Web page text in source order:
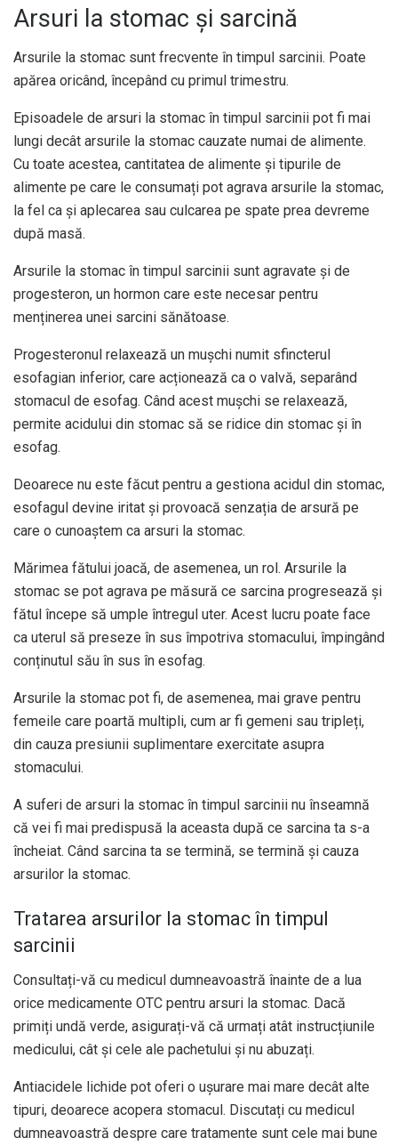
Arsuri la stomac și sarcină
Arsurile la stomac sunt frecvente în timpul sarcinii. Poate
apărea oricând, începând cu primul trimestru.
Episoadele de arsuri la stomac în timpul sarcinii pot fi mai
lungi decât arsurile la stomac cauzate numai de alimente.
Cu toate acestea, cantitatea de alimente și tipurile de
alimente pe care le consumați pot agrava arsurile la stomac,
la fel ca și aplecarea sau culcarea pe spate prea devreme
după masă.
Arsurile la stomac în timpul sarcinii sunt agravate și de
progesteron, un hormon care este necesar pentru
menținerea unei sarcini sănătoase.
Progesteronul relaxează un mușchi numit sfincterul
esofagian inferior, care acționează ca o valvă, separând
stomacul de esofag. Când acest mușchi se relaxează,
permite acidului din stomac să se ridice din stomac și în
esofag.
Deoarece nu este făcut pentru a gestiona acidul din stomac,
esofagul devine iritat și provoacă senzația de arsură pe
care o cunoaștem ca arsuri la stomac.
Mărimea fătului joacă, de asemenea, un rol. Arsurile la
stomac se pot agrava pe măsură ce sarcina progresează și
fătul începe să umple întregul uter. Acest lucru poate face
ca uterul să preseze în sus împotriva stomacului, împingând
conținutul său în sus în esofag.
Arsurile la stomac pot fi, de asemenea, mai grave pentru
femeile care poartă multipli, cum ar fi gemeni sau tripleți,
din cauza presiunii suplimentare exercitate asupra
stomacului.
A suferi de arsuri la stomac în timpul sarcinii nu înseamnă
că vei fi mai predispusă la aceasta după ce sarcina ta s-a
încheiat. Când sarcina ta se termină, se termină și cauza
arsurilor la stomac.
Tratarea arsurilor la stomac în timpul
sarcinii
Consultați-vă cu medicul dumneavoastră înainte de a lua
orice medicamente OTC pentru arsuri la stomac. Dacă
primiți undă verde, asigurați-vă că urmați atât instrucțiunile
medicului, cât și cele ale pachetului și nu abuzați.
Antiacidele lichide pot oferi o ușurare mai mare decât alte
tipuri, deoarece acopera stomacul. Discutați cu medicul
dumneavoastră despre care tratamente sunt cele mai bune